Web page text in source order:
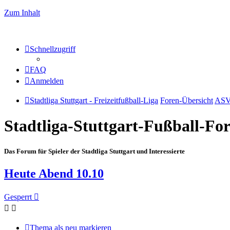
Zum Inhalt
Schnellzugriff
FAQ
Anmelden
Stadtliga Stuttgart - Freizeitfußball-Liga Foren-Übersicht
Stadtliga-Stuttgart-Fußball-
Das Forum für Spieler der Stadtliga Stuttgart und Interessierte
Heute Abend 10.10
Gesperrt
Thema als neu markieren